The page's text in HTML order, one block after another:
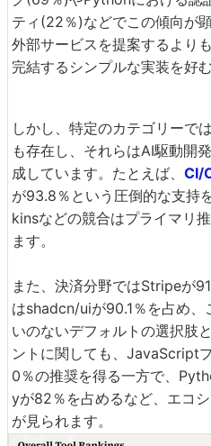
ティ(22％)などでこの傾向が
外部サービスを提案するより
完結するシンプルな実装を好
しかし、特定のカテゴリーで
も存在し、それらはAI駆動開
成しています。たとえば、 CI/
が93.8％という圧倒的な支持
kinsなどの競合はプライマリ
ます。
また、決済分野ではStripeが
はshadcn/uiが90.1％を占め、
いのないデフォルトの選択肢
ントに関しても、JavaScript
0％の推奨を得る一方で、
yが82％を占めるなど、エコ
が見られます。